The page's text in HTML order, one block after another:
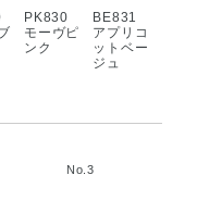
PK830
モーヴピ
ンク
BE831
アプリコ
ットベー
ジュ
No.3